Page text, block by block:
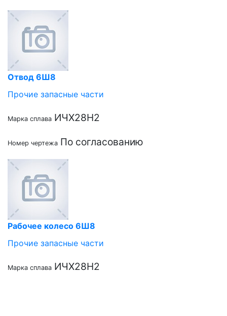
Отвод 6Ш8
Прочие запасные части
Марка сплава ИЧХ28Н2
Номер чертежа По согласованию
Рабочее колесо 6Ш8
Прочие запасные части
Марка сплава ИЧХ28Н2